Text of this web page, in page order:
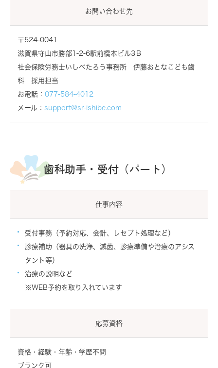
お問い合わせ先
〒524-0041
滋賀県守山市勝部1-2-6駅前橋本ビル3Ｂ
社会保険労務士いしべたろう事務所 伊藤おとなこども歯
科 採用担当
お電話： 077-584-4012
メール： support@sr-ishibe.com
歯科助手・受付（パート）
仕事内容
受付事務（予約対応、会計、レセプト処理など）
診療補助（器具の洗浄、滅菌、診療準備や治療のアシス
タント等）
治療の説明など
※WEB予約を取り入れています
応募資格
資格・経験・年齢・学歴不問
ブランク可